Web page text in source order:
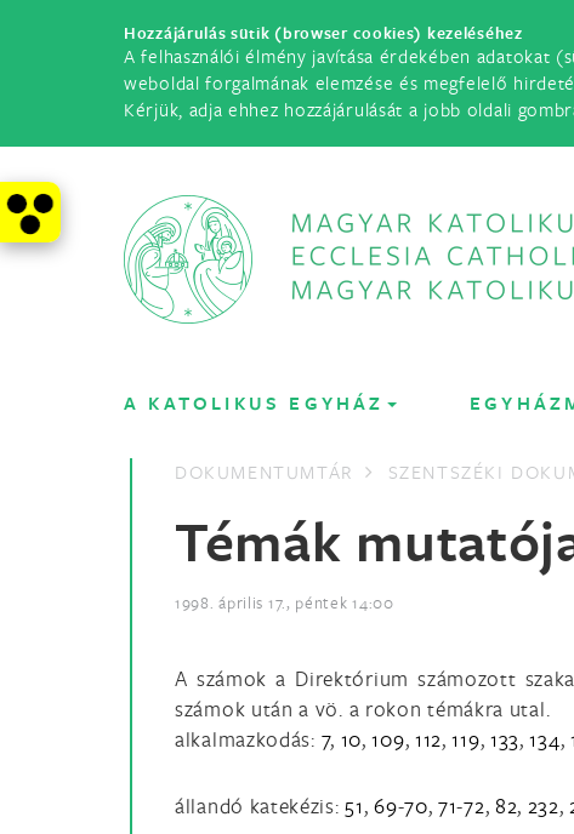
Hozzájárulás sütik (browser cookies) kezeléséhez
A felhasználói élmény javítása érdekében adatokat
weboldal forgalmának elemzése és megfelelő
Kérjük, adja ehhez hozzájárulását a jobb oldali
A KATOLIKUS EGYHÁZ
DOKUMENTUMTÁR SZENTSZÉKI
Témák
1998. április 17., péntek 14:00
A számok a Direktórium számozott
számok után a vö. a rokon témákra utal.
alkalmazkodás: 7, 10,109, 112,119, 133,134,
állandó katekézis:51,69-70,71-72, 82, 232,